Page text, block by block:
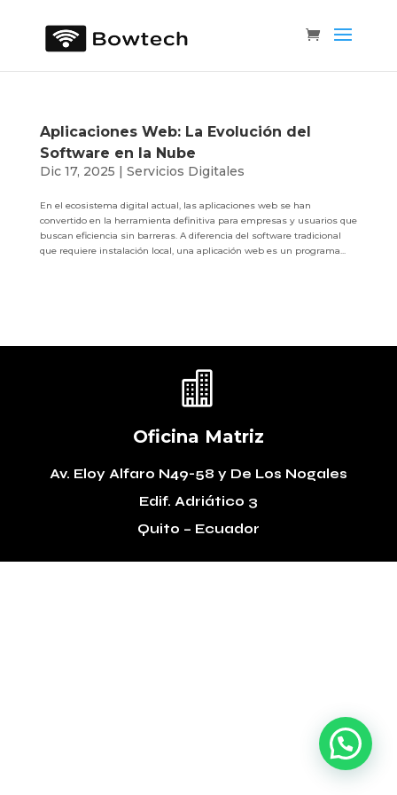
Aplicaciones Web: La Evolución del
Software en la Nube
Dic 17, 2025 | Servicios Digitales
En el ecosistema digital actual, las aplicaciones web se han
convertido en la herramienta definitiva para empresas y usuarios que
buscan eficiencia sin barreras. A diferencia del software tradicional
que requiere instalación local, una aplicación web es un programa...

Oficina Matriz
Av. Eloy Alfaro N49-58 y De Los Nogales
Edif. Adriático 3
Quito – Ecuador